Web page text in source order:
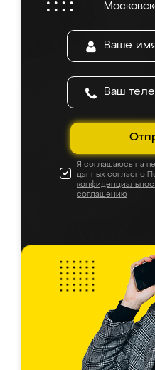
Я соглашаюсь на
данных согласно
соглашению